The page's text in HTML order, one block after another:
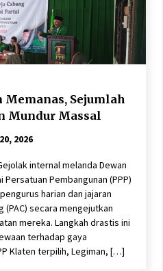
Sejumlah
Mundur Massal
2026
internal melanda Dewan
Persatuan Pembangunan (PPP)
harian dan jajaran
(PAC) secara mengejutkan
mereka. Langkah drastis ini
terhadap gaya
Klaten terpilih, Legiman, […]